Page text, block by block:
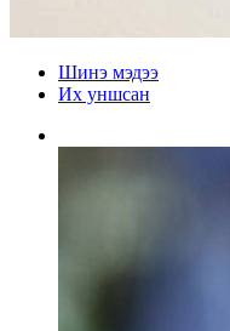
Шинэ мэдээ
Их уншсан